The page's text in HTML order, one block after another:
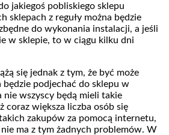
jakiegoś pobliskiego sklepu
sklepach z reguły można będzie
do wykonania instalacji, a jeśli
w sklepie, to w ciągu kilku dni
się jednak z tym, że być może
podjechać do sklepu w
nie wszyscy będą mieli takie
coraz większa liczba osób się
zakupów za pomocą internetu,
nie ma z tym żadnych problemów. W